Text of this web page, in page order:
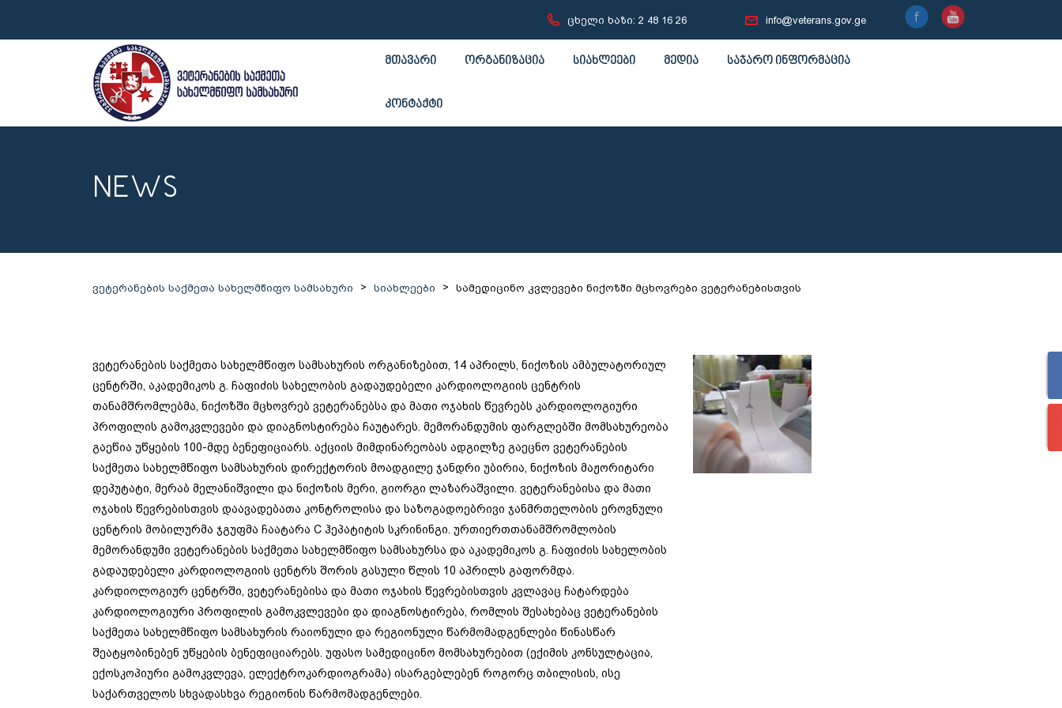
ცხელი ხაზი: 2 48 16 26 info@veterans.gov.ge
მთავარი ორგანიზაცია სიახლეები მედია საჯარო ინფორმაცია
კონტაქტი
NEWS
ვეტერანების საქმეთა სახელმწიფო სამსახური > სიახლეები > სამედიცინო კვლევები ნიქოზში მცხოვრები ვეტერანებისთვის
ვეტერანების საქმეთა სახელმწიფო სამსახურის ორგანიზებით, 14 აპრილს, ნიქოზის ამბულატორიულ
ცენტრში, აკადემიკოს გ. ჩაფიძის სახელობის გადაუდებელი კარდიოლოგიის ცენტრის
თანამშრომლებმა, ნიქოზში მცხოვრებ ვეტერანებსა და მათი ოჯახის წევრებს კარდიოლოგიური
პროფილის გამოკვლევები და დიაგნოსტირება ჩაუტარეს. მემორანდუმის ფარგლებში მომსახურეობა
გაეწია უწყების 100-მდე ბენეფიციარს. აქციის მიმდინარეობას ადგილზე გაეცნო ვეტერანების
საქმეთა სახელმწიფო სამსახურის დირექტორის მოადგილე ჯანდრი უბირია, ნიქოზის მაჟორიტარი
დეპუტატი, მერაბ მელანიშვილი და ნიქოზის მერი, გიორგი ლაზარაშვილი. ვეტერანებისა და მათი
ოჯახის წევრებისთვის დაავადებათა კონტროლისა და საზოგადოებრივი ჯანმრთელობის ეროვნული
ცენტრის მობილურმა ჯგუფმა ჩაატარა C ჰეპატიტის სკრინინგი. ურთიერთთანამშრომლობის
მემორანდუმი ვეტერანების საქმეთა სახელმწიფო სამსახურსა და აკადემიკოს გ. ჩაფიძის სახელობის
გადაუდებელი კარდიოლოგიის ცენტრს შორის გასული წლის 10 აპრილს გაფორმდა.
კარდიოლოგიურ ცენტრში, ვეტერანებისა და მათი ოჯახის წევრებისთვის კვლავაც ჩატარდება
კარდიოლოგიური პროფილის გამოკვლევები და დიაგნოსტირება, რომლის შესახებაც ვეტერანების
საქმეთა სახელმწიფო სამსახურის რაიონული და რეგიონული წარმომადგენლები წინასწარ
შეატყობინებენ უწყების ბენეფიციარებს. უფასო სამედიცინო მომსახურებით (ექიმის კონსულტაცია,
ექოსკოპიური გამოკვლევა, ელექტროკარდიოგრამა) ისარგებლებენ როგორც თბილისის, ისე
საქართველოს სხვადასხვა რეგიონის წარმომადგენლები.